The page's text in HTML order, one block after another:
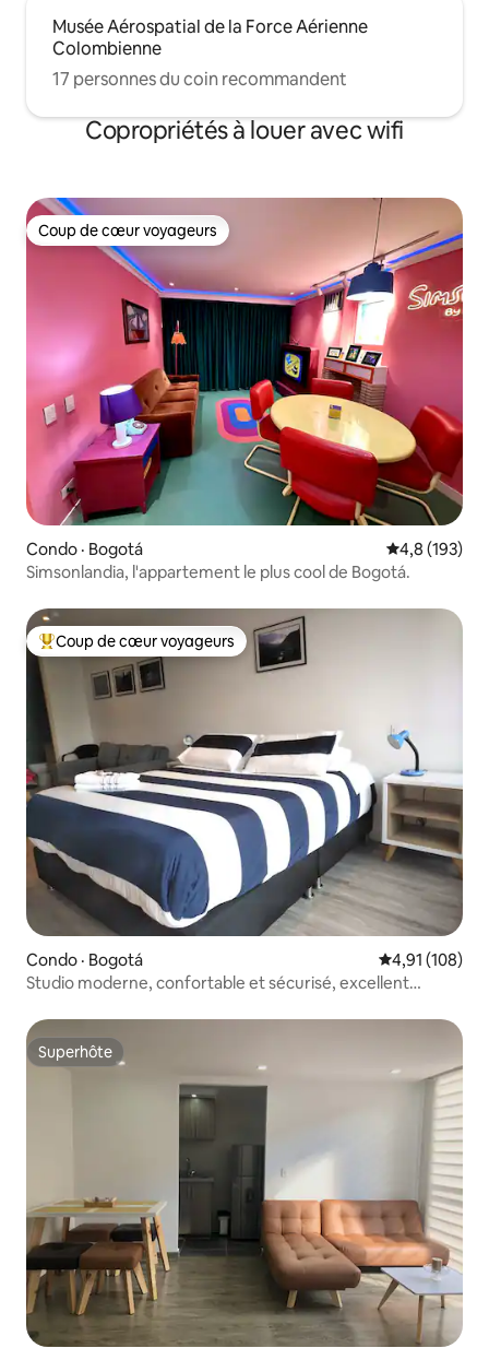
Musée Aérospatial de la Force Aérienne
Colombienne
17 personnes du coin recommandent
Copropriétés à louer avec wifi
Coup de cœur voyageurs
Coup de cœur voyageurs
Condo · Bogotá Note
4,8 (193)
Simsonlandia, l'appartement le plus cool de Bogotá.
Coup de cœur voyageurs parmi les plus aimés
Coup de cœur voyageurs
Condo · Bogotá Note
4,91 (108)
Studio moderne, confortable et sécurisé, excellent
Superhôte
Superhôte